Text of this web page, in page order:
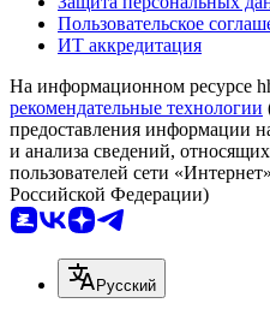
Пользовательское
ИТ аккредитация
На информационном ресурсе
рекомендательные технологии
предоставления информации
и анализа сведений,
пользователей сети
Российской Федерации)
Русский